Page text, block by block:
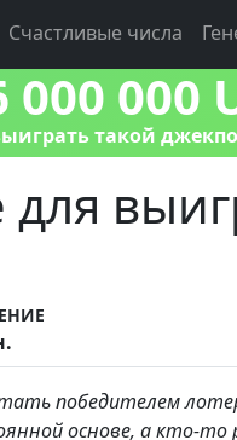
Счастливые числа
000 000
такой
победителем
основе, а кто-то